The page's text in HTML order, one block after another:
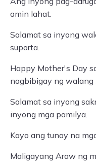
amin lahat.
Salamat sa inyong
suporta.
Happy Mother's Day
nagbibigay ng walang
Salamat sa inyong
inyong mga pamilya.
Kayo ang tunay na
Maligayang Araw ng